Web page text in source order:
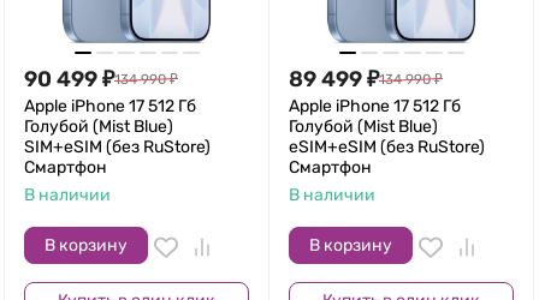
90 499₽134 990 ₽
Apple iPhone 17 512 Гб
Голубой (Mist Blue)
SIM+eSIM (без RuStore)
Смартфон
В наличии
В корзину
89 499₽134 990 ₽
Apple iPhone 17 512 Гб
Голубой (Mist Blue)
eSIM+eSIM (без RuStore)
Смартфон
В наличии
В корзину